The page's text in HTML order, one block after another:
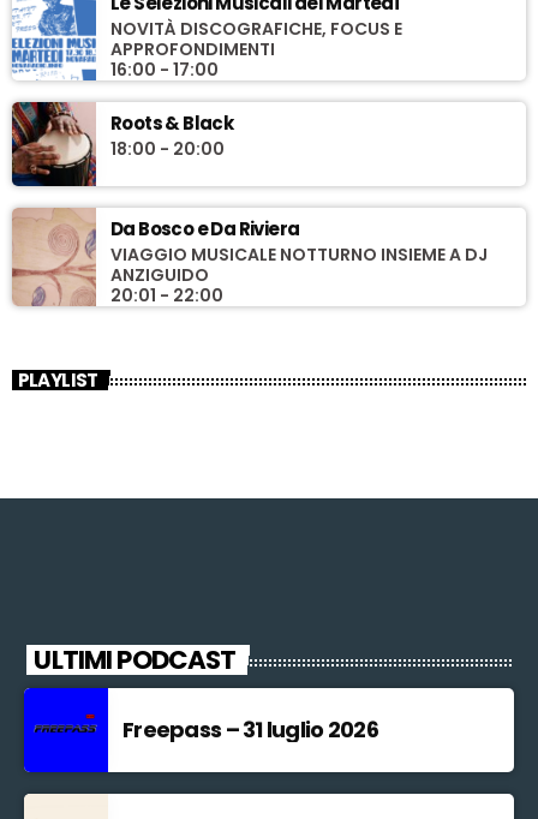
NOVITÀ DISCOGRAFICHE, FOCUS E
APPROFONDIMENTI
16:00 - 17:00
Roots & Black
18:00 - 20:00
Da Bosco e Da Riviera
VIAGGIO MUSICALE NOTTURNO INSIEME A DJ
ANZIGUIDO
20:01 - 22:00
PLAYLIST
ULTIMI PODCAST
Freepass – 31 luglio 2026